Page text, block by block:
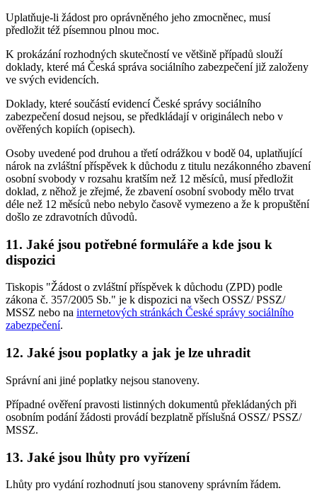
Uplatňuje-li žádost pro oprávněného jeho zmocněnec, musí
předložit též písemnou plnou moc.
K prokázání rozhodných skutečností ve většině případů slouží
doklady, které má Česká správa sociálního zabezpečení již založeny
ve svých evidencích.
Doklady, které součástí evidencí České správy sociálního
zabezpečení dosud nejsou, se předkládají v originálech nebo v
ověřených kopiích (opisech).
Osoby uvedené pod druhou a třetí odrážkou v bodě 04, uplatňující
nárok na zvláštní příspěvek k důchodu z titulu nezákonného zbavení
osobní svobody v rozsahu kratším než 12 měsíců, musí předložit
doklad, z něhož je zřejmé, že zbavení osobní svobody mělo trvat
déle než 12 měsíců nebo nebylo časově vymezeno a že k propuštění
došlo ze zdravotních důvodů.
11. Jaké jsou potřebné formuláře a kde jsou k
dispozici
Tiskopis "Žádost o zvláštní příspěvek k důchodu (ZPD) podle
zákona č. 357/2005 Sb." je k dispozici na všech OSSZ/ PSSZ/
MSSZ nebo na internetových stránkách České správy sociálního
zabezpečení.
12. Jaké jsou poplatky a jak je lze uhradit
Správní ani jiné poplatky nejsou stanoveny.
Případné ověření pravosti listinných dokumentů překládaných při
osobním podání žádosti provádí bezplatně příslušná OSSZ/ PSSZ/
MSSZ.
13. Jaké jsou lhůty pro vyřízení
Lhůty pro vydání rozhodnutí jsou stanoveny správním řádem.